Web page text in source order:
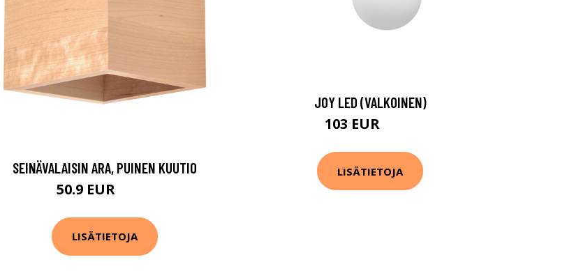
SEINÄVALAISIN ARA, PUINEN KUUTIO
50.9 EUR
LISÄTIETOJA
JOY LED (VALKOINEN)
103 EUR
LISÄTIETOJA